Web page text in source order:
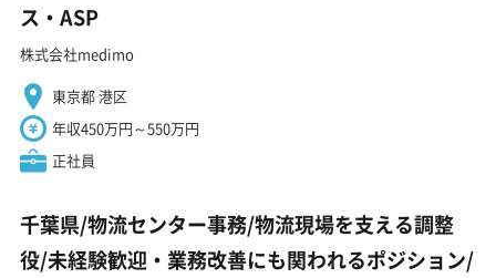
ス・ASP
株式会社medimo
東京都 港区
年収450万円～550万円
正社員
千葉県/物流センター事務/物流現場を支える調整
役/未経験歓迎・業務改善にも関われるポジション/